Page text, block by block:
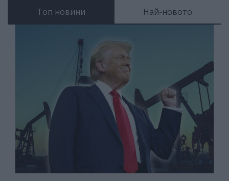
Топ новини Най-новото